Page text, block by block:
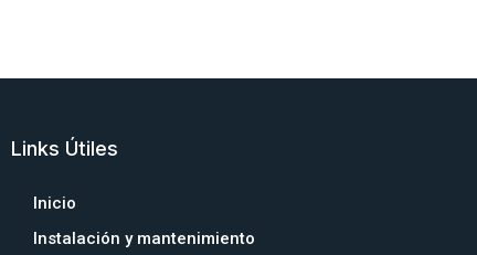
Links Útiles
Inicio
Instalación y mantenimiento